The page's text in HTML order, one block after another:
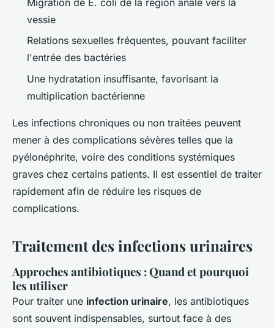
vessie
Relations sexuelles fréquentes, pouvant faciliter
l'entrée des bactéries
Une hydratation insuffisante, favorisant la
multiplication bactérienne
Les infections chroniques ou non traitées peuvent
mener à des complications sévères telles que la
pyélonéphrite, voire des conditions systémiques
graves chez certains patients. Il est essentiel de traiter
rapidement afin de réduire les risques de
complications.
Traitement des infections urinaires
Approches antibiotiques : Quand et pourquoi
les utiliser
Pour traiter une infection urinaire, les antibiotiques
sont souvent indispensables, surtout face à des